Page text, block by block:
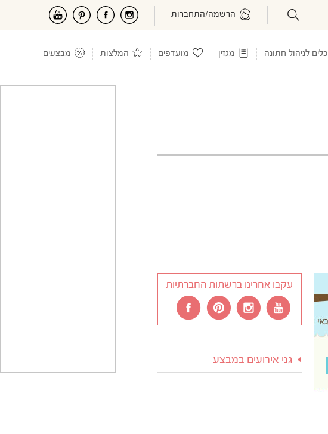
הרשמה/התחברות
כלים לניהול חתונה מגזין מועדפים המלצות מבצעים
עקבו אחרינו ברשתות החברתיות
גני אירועים במבצע